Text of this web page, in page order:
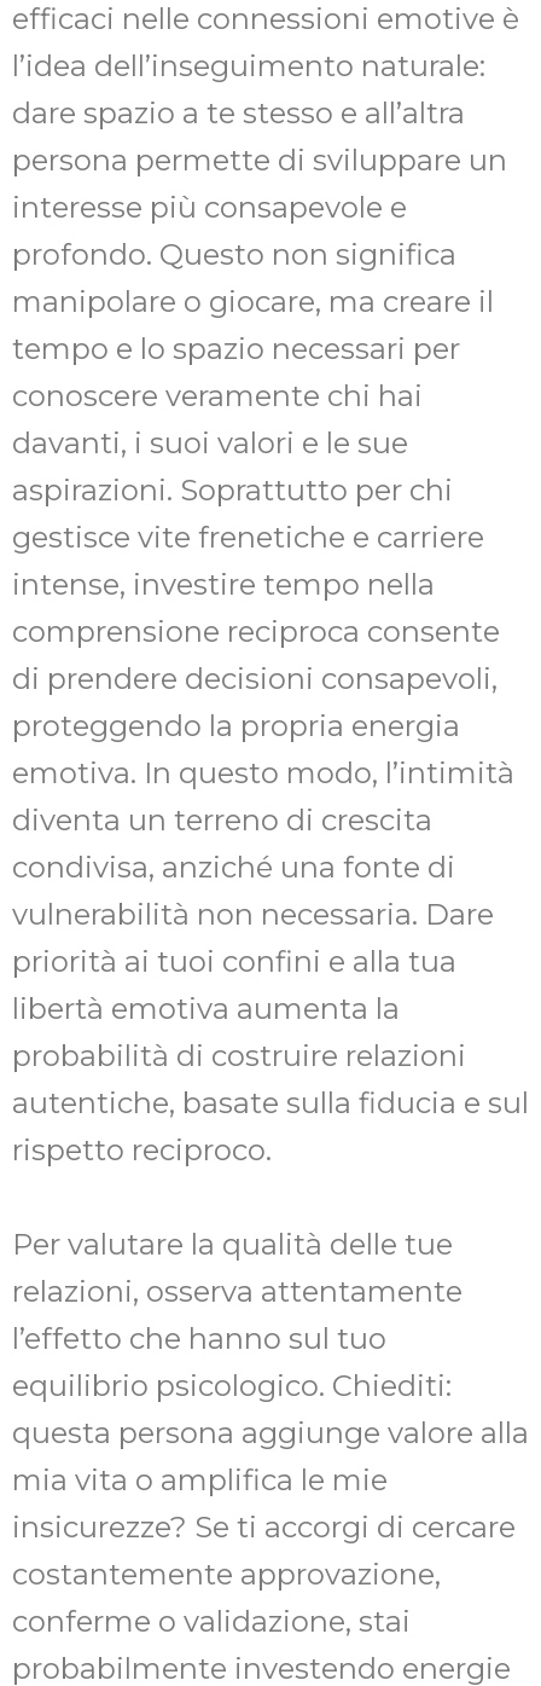
efficaci nelle connessioni emotive è
l’idea dell’inseguimento naturale:
dare spazio a te stesso e all’altra
persona permette di sviluppare un
interesse più consapevole e
profondo. Questo non significa
manipolare o giocare, ma creare il
tempo e lo spazio necessari per
conoscere veramente chi hai
davanti, i suoi valori e le sue
aspirazioni. Soprattutto per chi
gestisce vite frenetiche e carriere
intense, investire tempo nella
comprensione reciproca consente
di prendere decisioni consapevoli,
proteggendo la propria energia
emotiva. In questo modo, l’intimità
diventa un terreno di crescita
condivisa, anziché una fonte di
vulnerabilità non necessaria. Dare
priorità ai tuoi confini e alla tua
libertà emotiva aumenta la
probabilità di costruire relazioni
autentiche, basate sulla fiducia e sul
rispetto reciproco.
Per valutare la qualità delle tue
relazioni, osserva attentamente
l’effetto che hanno sul tuo
equilibrio psicologico. Chiediti:
questa persona aggiunge valore alla
mia vita o amplifica le mie
insicurezze? Se ti accorgi di cercare
costantemente approvazione,
conferme o validazione, stai
probabilmente investendo energie